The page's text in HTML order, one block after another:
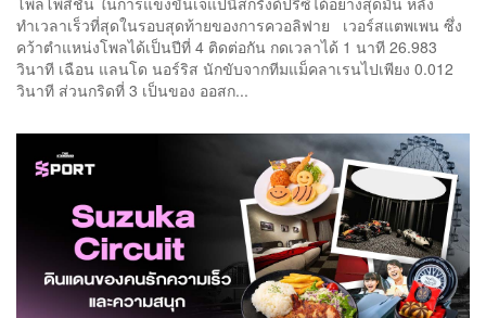
ทำเวลาเร็วที่สุดในรอบสุดท้ายของการควอลิฟาย เวอร์สแตพเพน ซึ่ง
คว้าตำแหน่งโพลได้เป็นปีที่ 4 ติดต่อกัน กดเวลาได้ 1 นาที 26.983
วินาที เฉือน แลนโด นอร์ริส นักขับจากทีมแม็คลาเรนไปเพียง 0.012
วินาที ส่วนกริดที่ 3 เป็นของ ออสก...